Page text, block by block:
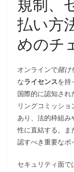
払い方
めのチ
オンラインで賭け
なライセンスを持
国際的に認知さ
リングコミッシ
あり、法的枠組み
性に直結する。ま
認すべき重要なポ
セキュリティ面で